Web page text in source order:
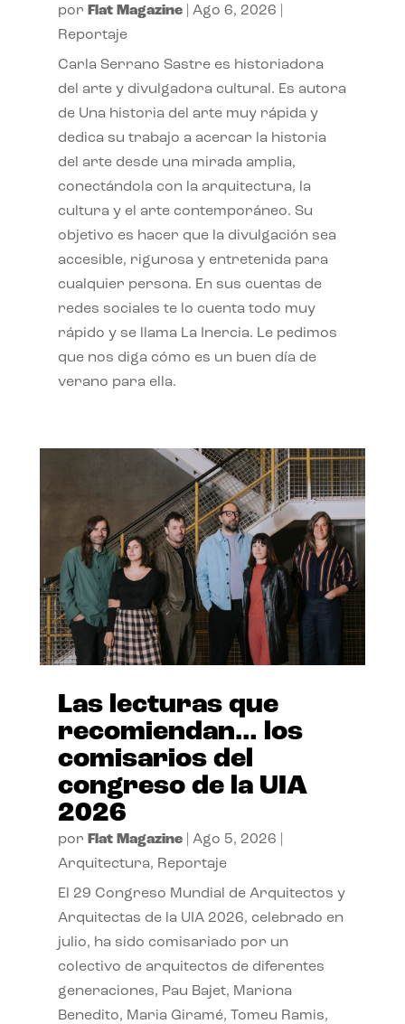
por Flat Magazine| Ago 6, 2026
Reportaje
Carla Serrano Sastre es historiadora
del arte y divulgadora cultural. Es autora
de Una historia del arte muy rápida y
dedica su trabajo a acercar la historia
del arte desde una mirada amplia,
conectándola con la arquitectura, la
cultura y el arte contemporáneo. Su
objetivo es hacer que la divulgación sea
accesible, rigurosa y entretenida para
cualquier persona. En sus cuentas de
redes sociales te lo cuenta todo muy
rápido y se llama La Inercia. Le pedimos
que nos diga cómo es un buen día de
verano para ella.
Las lecturas que
recomiendan… los
comisarios del
congreso de la UIA
2026
por Flat Magazine| Ago 5, 2026
Arquitectura, Reportaje
El 29 Congreso Mundial de Arquitectos y
Arquitectas de la UIA 2026, celebrado en
julio, ha sido comisariado por un
colectivo de arquitectos de diferentes
generaciones, Pau Bajet, Mariona
Benedito, Maria Giramé, Tomeu Ramis,